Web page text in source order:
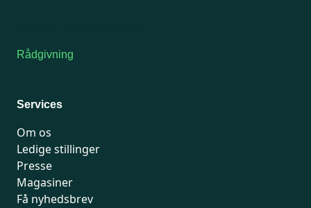
Rådgivning
Services
Om os
Ledige stillinger
Presse
Magasiner
Få nyhedsbrev